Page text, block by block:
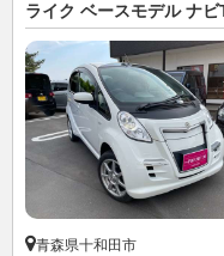
ライク ベースモデル ナ
青森県十和田市